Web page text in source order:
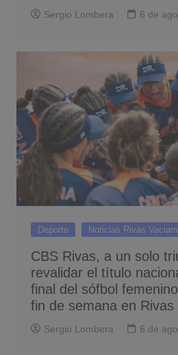
Sergio Lombera 6 de
Deporte Noticias Rivas
CBS Rivas, a un solo
revalidar el título
final del sófbol
fin de semana en Rivas
Sergio Lombera 6 de